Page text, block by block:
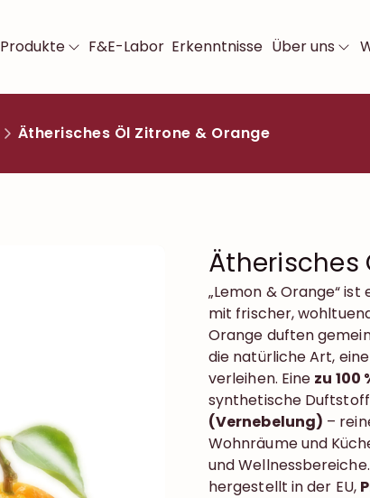
Produkte F&E-Labor Erkenntnisse Über uns
Ätherisches Öl Zitrone & Orange
Ätherisches
„Lemon & Orange“
mit frischer,
Orange duften
die natürliche Art,
verleihen. Eine zu
synthetische
(Vernebelung) –
Wohnräume und
und
hergestellt in der EU,